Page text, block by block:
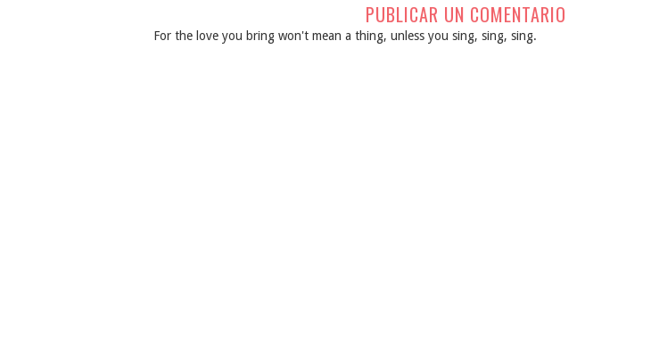
PUBLICAR UN COMENTARIO
For the love you bring won't mean a thing, unless you sing, sing, sing.